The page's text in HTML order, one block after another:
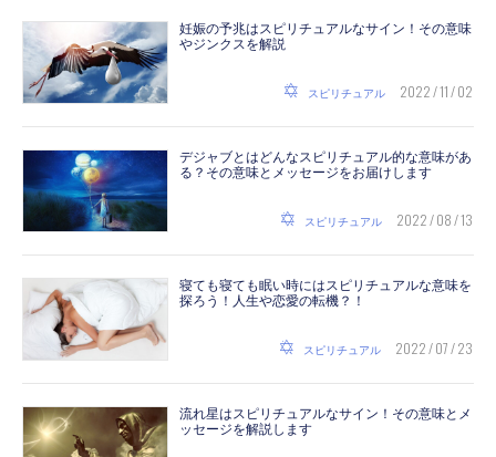
妊娠の予兆はスピリチュアルなサイン！その意味
やジンクスを解説
スピリチュアル 2022 / 11 / 02
デジャブとはどんなスピリチュアル的な意味があ
る？その意味とメッセージをお届けします
スピリチュアル 2022 / 08 / 13
寝ても寝ても眠い時にはスピリチュアルな意味を
探ろう！人生や恋愛の転機？！
スピリチュアル 2022 / 07 / 23
流れ星はスピリチュアルなサイン！その意味とメ
ッセージを解説します